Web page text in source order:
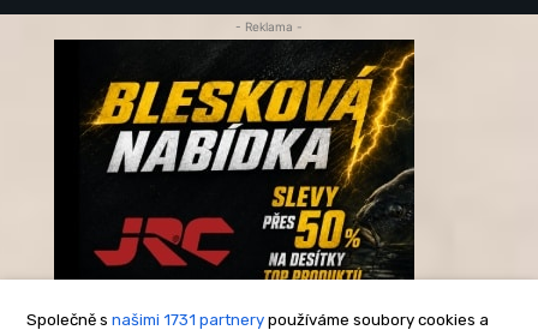
Společně s našimi 1731 partnery používáme soubory cookies a
- Reklama -